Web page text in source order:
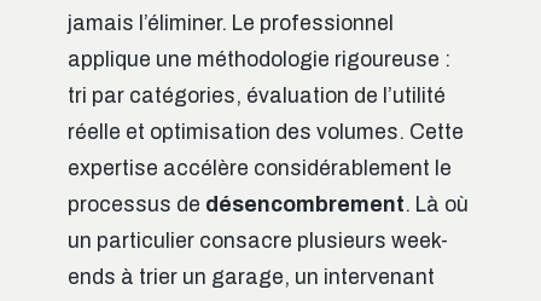
jamais l’éliminer. Le professionnel
applique une méthodologie rigoureuse :
tri par catégories, évaluation de l’utilité
réelle et optimisation des volumes. Cette
expertise accélère considérablement le
processus de désencombrement. Là où
un particulier consacre plusieurs week-
ends à trier un garage, un intervenant